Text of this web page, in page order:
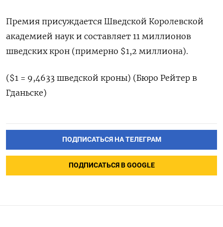
Премия присуждается Шведской Королевской
академией наук и составляет 11 миллионов
шведских крон (примерно $1,2 миллиона).
($1 = 9,4633 шведской кроны) (Бюро Рейтер в
Гданьске)
ПОДПИСАТЬСЯ НА ТЕЛЕГРАМ
ПОДПИСАТЬСЯ В GOOGLE